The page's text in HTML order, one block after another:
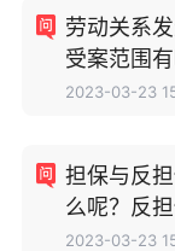
劳动关系
受案范围有
2023-03-23
担保与反
么呢？反
2023-03-23